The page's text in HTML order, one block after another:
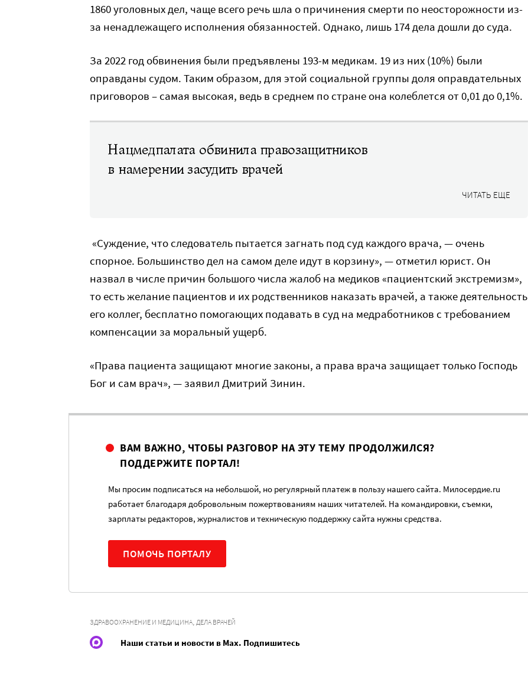
1860 уголовных дел, чаще всего речь шла о причинения смерти по неосторожности из-
за ненадлежащего исполнения обязанностей. Однако, лишь 174 дела дошли до суда.
За 2022 год обвинения были предъявлены 193-м медикам. 19 из них (10%) были
оправданы судом. Таким образом, для этой социальной группы доля оправдательных
приговоров – самая высокая, ведь в среднем по стране она колеблется от 0,01 до 0,1%.
Нацмедпалата обвинила правозащитников
в намерении засудить врачей
ЧИТАТЬ ЕЩЕ
«Суждение, что следователь пытается загнать под суд каждого врача, — очень
спорное. Большинство дел на самом деле идут в корзину», — отметил юрист. Он
назвал в числе причин большого числа жалоб на медиков «пациентский экстремизм»,
то есть желание пациентов и их родственников наказать врачей, а также деятельность
его коллег, бесплатно помогающих подавать в суд на медработников с требованием
компенсации за моральный ущерб.
«Права пациента защищают многие законы, а права врача защищает только Господь
Бог и сам врач», — заявил Дмитрий Зинин.
ВАМ ВАЖНО, ЧТОБЫ РАЗГОВОР НА ЭТУ ТЕМУ ПРОДОЛЖИЛСЯ?
ПОДДЕРЖИТЕ ПОРТАЛ!
Мы просим подписаться на небольшой, но регулярный платеж в пользу нашего сайта. Милосердие.ru
работает благодаря добровольным пожертвованиям наших читателей. На командировки, съемки,
зарплаты редакторов, журналистов и техническую поддержку сайта нужны средства.
ПОМОЧЬ ПОРТАЛУ
ЗДРАВООХРАНЕНИЕ И МЕДИЦИНА, ДЕЛА ВРАЧЕЙ
Наши статьи и новости в Max. Подпишитесь